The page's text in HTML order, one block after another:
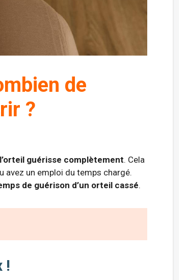
de
?
guérisse complètement. Cela
avez un emploi du temps chargé.
de guérison d’un orteil cassé.
!